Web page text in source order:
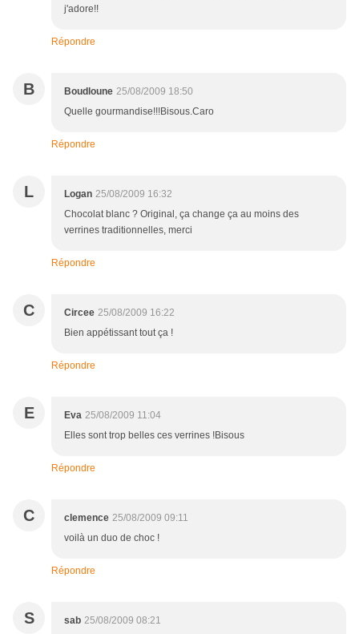
j'adore!!
Répondre
B Boudloune 25/08/2009 18:50
Quelle gourmandise!!!Bisous.Caro
Répondre
L Logan 25/08/2009 16:32
Chocolat blanc ? Original, ça change ça au moins des
verrines traditionnelles, merci
Répondre
C Circee 25/08/2009 16:22
Bien appétissant tout ça !
Répondre
E Eva 25/08/2009 11:04
Elles sont trop belles ces verrines !Bisous
Répondre
C clemence 25/08/2009 09:11
voilà un duo de choc !
Répondre
S sab 25/08/2009 08:21